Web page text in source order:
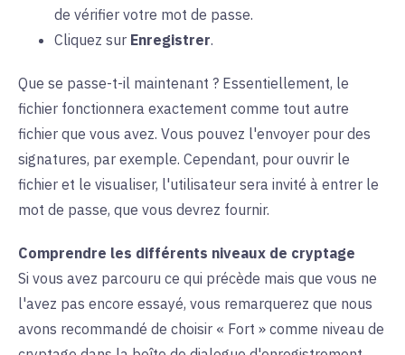
de vérifier votre mot de passe.
Cliquez sur Enregistrer.
Que se passe-t-il maintenant ? Essentiellement, le
fichier fonctionnera exactement comme tout autre
fichier que vous avez. Vous pouvez l'envoyer pour des
signatures, par exemple. Cependant, pour ouvrir le
fichier et le visualiser, l'utilisateur sera invité à entrer le
mot de passe, que vous devrez fournir.
Comprendre les différents niveaux de cryptage
Si vous avez parcouru ce qui précède mais que vous ne
l'avez pas encore essayé, vous remarquerez que nous
avons recommandé de choisir « Fort » comme niveau de